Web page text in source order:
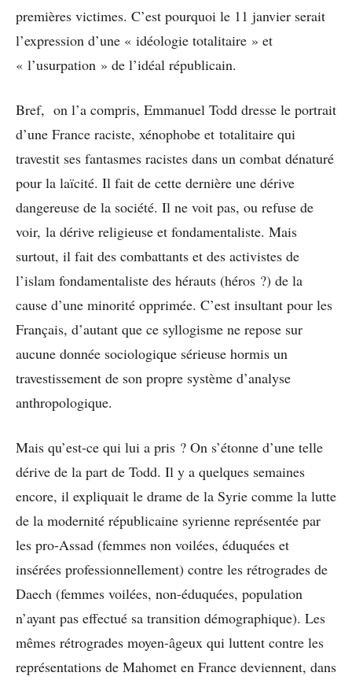
premières victimes. C’est pourquoi le 11 janvier serait
l’expression d’une « idéologie totalitaire » et
« l’usurpation » de l’idéal républicain.
Bref, on l’a compris, Emmanuel Todd dresse le portrait
d’une France raciste, xénophobe et totalitaire qui
travestit ses fantasmes racistes dans un combat dénaturé
pour la laïcité. Il fait de cette dernière une dérive
dangereuse de la société. Il ne voit pas, ou refuse de
voir, la dérive religieuse et fondamentaliste. Mais
surtout, il fait des combattants et des activistes de
l’islam fondamentaliste des hérauts (héros ?) de la
cause d’une minorité opprimée. C’est insultant pour les
Français, d’autant que ce syllogisme ne repose sur
aucune donnée sociologique sérieuse hormis un
travestissement de son propre système d’analyse
anthropologique.
Mais qu’est-ce qui lui a pris ? On s’étonne d’une telle
dérive de la part de Todd. Il y a quelques semaines
encore, il expliquait le drame de la Syrie comme la lutte
de la modernité républicaine syrienne représentée par
les pro-Assad (femmes non voilées, éduquées et
insérées professionnellement) contre les rétrogrades de
Daech (femmes voilées, non-éduquées, population
n’ayant pas effectué sa transition démographique). Les
mêmes rétrogrades moyen-âgeux qui luttent contre les
représentations de Mahomet en France deviennent, dans